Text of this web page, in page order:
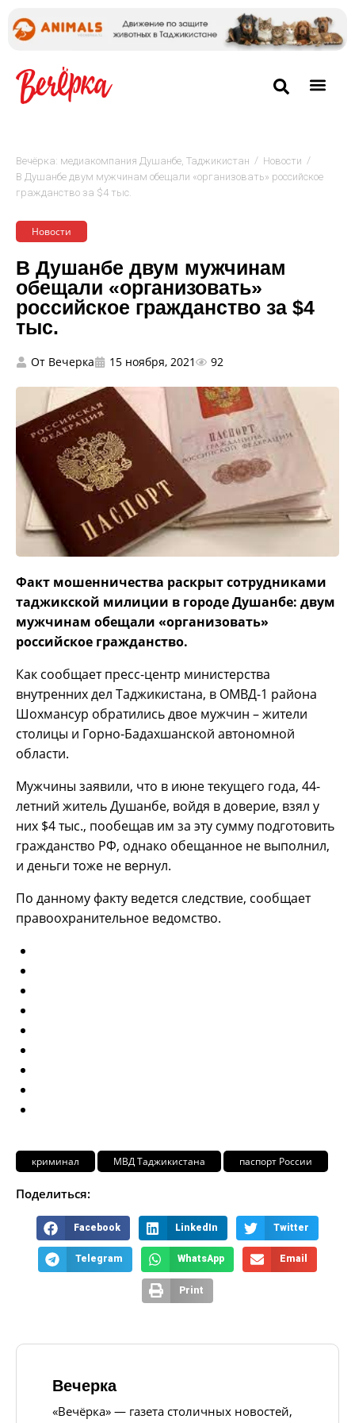
Вечёрка: медиакомпания Душанбе, Таджикистан / Новости /
В Душанбе двум мужчинам обещали «организовать» российское
гражданство за $4 тыс.
Новости
В Душанбе двум мужчинам
обещали «организовать»
российское гражданство за $4
тыс.
От Вечерка 15 ноября, 2021 92
Факт мошенничества раскрыт сотрудниками
таджикской милиции в городе Душанбе: двум
мужчинам обещали «организовать»
российское гражданство.
Как сообщает пресс-центр министерства
внутренних дел Таджикистана, в ОМВД-1 района
Шохмансур обратились двое мужчин – жители
столицы и Горно-Бадахшанской автономной
области.
Мужчины заявили, что в июне текущего года, 44-
летний житель Душанбе, войдя в доверие, взял у
них $4 тыс., пообещав им за эту сумму подготовить
гражданство РФ, однако обещанное не выполнил,
и деньги тоже не вернул.
По данному факту ведется следствие, сообщает
правоохранительное ведомство.
криминал МВД Таджикистана паспорт России
Поделиться:
Facebook LinkedIn Twitter
Telegram WhatsApp Email
Print
Вечерка
«Вечёрка» — газета столичных новостей,